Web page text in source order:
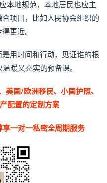
本地规范，本地居民也应主
项目，比如人民协会组织的
更近。
用时间和行动，见证谁的根
暖又充实的预备课。
美国/欧洲移民、小国护照、
配置的定制方案
享一对一私密全周期服务